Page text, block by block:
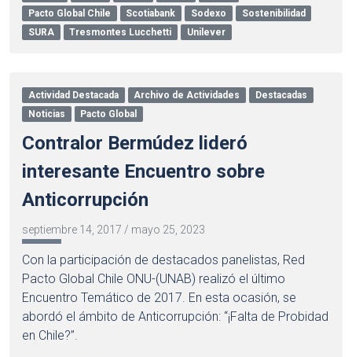
Pacto Global Chile
Scotiabank Sodexo
Sostenibilidad
SURA
Tresmontes Lucchetti Unilever
Actividad Destacada Archivo de Actividades
Destacadas
Noticias
Pacto Global
Contralor Bermúdez lideró
interesante Encuentro sobre
Anticorrupción
septiembre 14, 2017 / mayo 25, 2023
Con la participación de destacados panelistas, Red
Pacto Global Chile ONU-(UNAB) realizó el último
Encuentro Temático de 2017. En esta ocasión, se
abordó el ámbito de Anticorrupción: “¡Falta de Probidad
en Chile?”.